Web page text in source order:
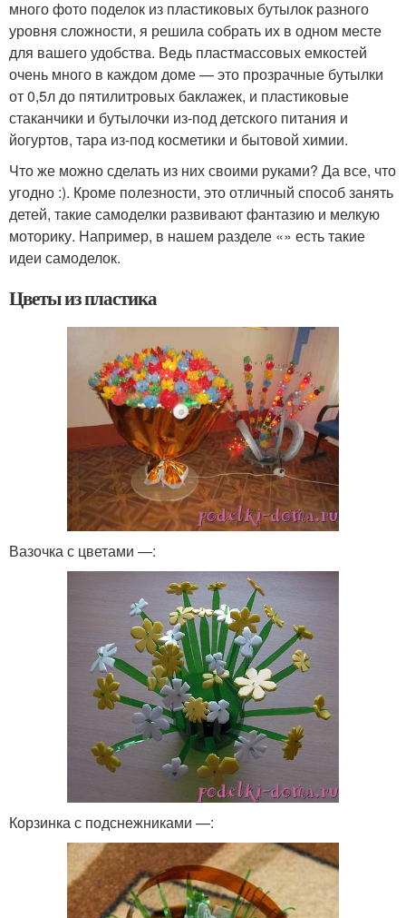
много фото поделок из пластиковых бутылок разного
уровня сложности, я решила собрать их в одном месте
для вашего удобства. Ведь пластмассовых емкостей
очень много в каждом доме — это прозрачные бутылки
от 0,5л до пятилитровых баклажек, и пластиковые
стаканчики и бутылочки из-под детского питания и
йогуртов, тара из-под косметики и бытовой химии.
Что же можно сделать из них своими руками? Да все, что
угодно :). Кроме полезности, это отличный способ занять
детей, такие самоделки развивают фантазию и мелкую
моторику. Например, в нашем разделе «» есть такие
идеи самоделок.
Цветы из пластика
Вазочка с цветами —:
Корзинка с подснежниками —: